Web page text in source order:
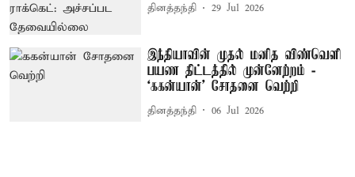
தினத்தந்தி 29 Jul 2026
இந்தியாவின் முதல் மனித விண்வெளி
பயண திட்டத்தில் முன்னேற்றம் -
‘ககன்யான்’ சோதனை வெற்றி
தினத்தந்தி 06 Jul 2026